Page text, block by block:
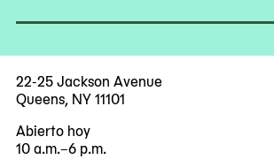
22-25 Jackson Avenue
Queens, NY 11101
Abierto hoy
10 a.m.–6 p.m.